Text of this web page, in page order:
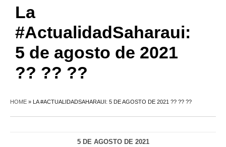
La
#ActualidadSaharaui:
5 de agosto de 2021
?? ?? ??
HOME » LA #ACTUALIDADSAHARAUI: 5 DE AGOSTO DE 2021 ?? ?? ??
5 DE AGOSTO DE 2021